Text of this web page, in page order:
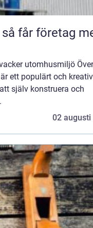
får företag
utomhusmiljö
ett populärt och
själv konstruera och
02 augusti